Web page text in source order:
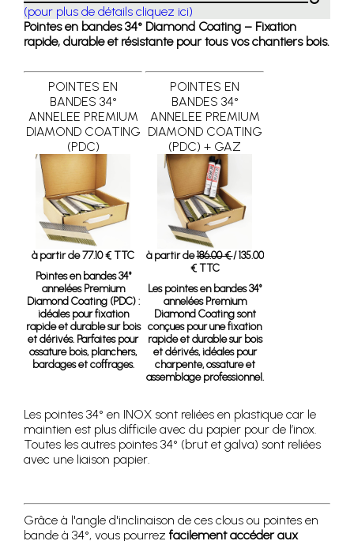
(pour plus de détails cliquez ici)
Pointes en bandes 34° Diamond Coating – Fixation
rapide, durable et résistante pour tous vos chantiers bois.
POINTES EN
BANDES 34°
ANNELEE PREMIUM
DIAMOND COATING
(PDC)
à partir de 77.10 € TTC
Pointes en bandes 34°
annelées Premium
Diamond Coating (PDC):
idéales pour fixation
rapide et durable sur bois
et dérivés. Parfaites pour
ossature bois, planchers,
bardages et coffrages.
POINTES EN
BANDES 34°
ANNELEE PREMIUM
DIAMOND COATING
(PDC) + GAZ
à partir de186.00 €/ 135.00
€ TTC
Les pointes en bandes 34°
annelées Premium
Diamond Coating sont
conçues pour une fixation
rapide et durable sur bois
et dérivés, idéales pour
charpente, ossature et
assemblage professionnel.
Les pointes 34° en INOX sont reliées en plastique car le
maintien est plus difficile avec du papier pour de l’inox.
Toutes les autres pointes 34° (brut et galva) sont reliées
avec une liaison papier.
Grâce à l'angle d'inclinaison de ces clous ou pointes en
bande à 34°, vous pourrez facilement accéder aux